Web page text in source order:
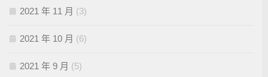
2021 年 11 月 (3)
2021 年 10 月 (6)
2021 年 9 月 (5)